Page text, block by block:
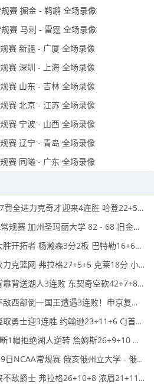
赛 掘金 - 鹈鹕 全场录像
赛 马刺 - 雷霆 全场录像
赛 新疆 - 广厦 全场录像
赛 深圳 - 上海 全场录像
赛 山东 - 吉林 全场录像
赛 北京 - 江苏 全场录像
赛 宁波 - 山西 全场录像
赛 辽宁 - 青岛 全场录像
赛 同曦 - 广东 全场录像
2026年01月15日 快船27罚全进力克奇才迎来4连胜 哈登22+5+8 伦纳德33分4断
2026年01月14日 NCAA常规赛 加州圣玛丽大学 82 - 68 旧金山大学 全场集锦
2026年01月14日 勇士大胜开拓者 杨瀚森3分2板 巴特勒16+6+5 库里9中2送11助
2026年01月13日 独行侠力克篮网 弗拉格27+5+5 克莱18分 小波特28+9
2026年01月13日 国王背靠背送湖人3连败 东契奇空砍42+7+8+4断 威少22+5+7
2026年01月12日 火箭不敌西部倒一国王遭遇3连败！申京复出19+9 阿门31+13+6
2026年01月12日 老鹰轻取勇士迎3连胜 约翰逊23+11+6 CJ首秀12分 库里31+5
2026年01月10日 字母1断1帽拒绝湖人逆转 詹姆斯26+9+10 东契奇25中8&致命6犯
2026年01月09日 01月09日NCAA常规赛 俄亥俄州立大学 - 俄勒冈大学 集锦
2026年01月09日 独行侠不敌爵士 弗拉格26+10+8 浓眉21+11&伤退 马尔卡宁33+7